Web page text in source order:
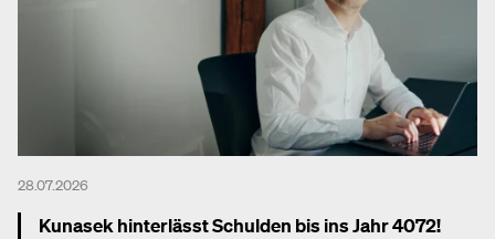
28.07.2026
Kunasek hinterlässt Schulden bis ins Jahr 4072!